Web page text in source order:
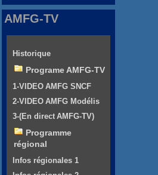
AMFG-TV
Historique
Programe AMFG-TV
1-VIDEO AMFG SNCF
2-VIDEO AMFG Modélis
3-(En direct AMFG-TV)
Programme
régional
Infos régionales 1